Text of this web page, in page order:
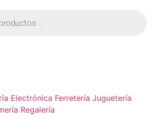
Electrónica Ferretería Juguetería
Regalería